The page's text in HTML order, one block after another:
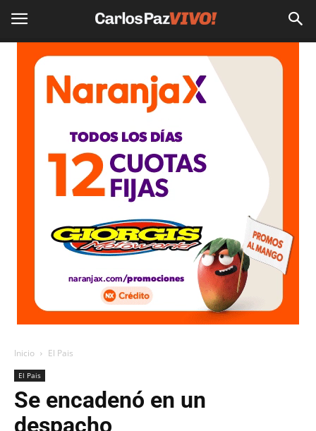
Inicio El Pais
El Pais
Se encadenó en un
despacho